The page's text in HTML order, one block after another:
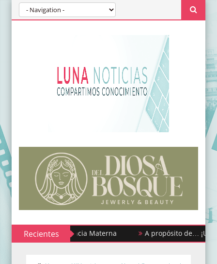
Recientes
de la Lactancia Materna A propósito de… ¡Urgencias y